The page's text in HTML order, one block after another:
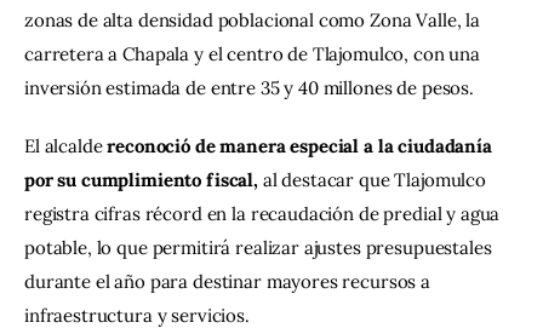
zonas de alta densidad poblacional como Zona Valle, la
carretera a Chapala y el centro de Tlajomulco, con una
inversión estimada de entre 35 y 40 millones de pesos.
El alcalde reconoció de manera especial a la ciudadanía
por su cumplimiento fiscal, al destacar que Tlajomulco
registra cifras récord en la recaudación de predial y agua
potable, lo que permitirá realizar ajustes presupuestales
durante el año para destinar mayores recursos a
infraestructura y servicios.